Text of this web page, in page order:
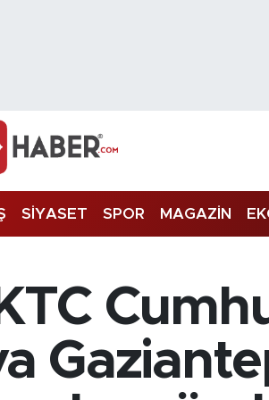
SİYASET SPOR MAGAZİN